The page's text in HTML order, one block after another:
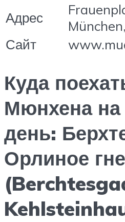
Адрес
München,
Сайт
Куда
Мюнхена на
день:
Орлиное